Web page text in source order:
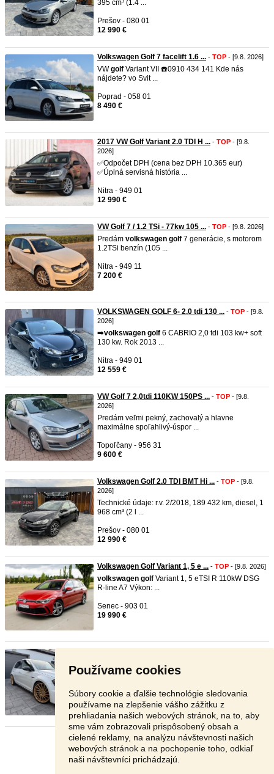
Používame cookies
Súbory cookie a ďalšie technológie sledovania
používame na zlepšenie vášho zážitku z
prehliadania našich webových stránok, na to, aby
sme vám zobrazovali prispôsobený obsah a
cielené reklamy, na analýzu návštevnosti našich
webových stránok a na pochopenie toho, odkiaľ
naši návštevníci prichádzajú.
395 cm³ (1.4 ...
Prešov - 080 01
12 990 €
Volkswagen Golf 7 facelift 1.6 ... - TOP - [9.8. 2026]
VWgolf Variant VII ☎️0910 434 141 Kde nás
nájdete? vo Svit ...
Poprad - 058 01
8 490 €
2017 VW Golf Variant 2.0 TDI H ... - TOP - [9.8.
2026]
✅Odpočet DPH (cena bez DPH 10.365 eur)
✅Úplná servisná história ...
Nitra - 949 01
12 990 €
VW Golf 7 / 1.2 TSi - 77kw 105 ... - TOP - [9.8. 2026]
Predám volkswagen golf 7 generácie, s motorom
1.2TSi benzín (105 ...
Nitra - 949 11
7 200 €
VOLKSWAGEN GOLF 6- 2,0 tdi 130 ... - TOP - [9.8.
2026]
➡️volkswagen golf 6 CABRIO 2,0 tdi 103 kw+ soft
130 kw. Rok 2013 ...
Nitra - 949 01
12 559 €
VW Golf 7 2,0tdi 110KW 150PS ... - TOP - [9.8.
2026]
Predám veľmi pekný, zachovalý a hlavne
maximálne spoľahlivý-úspor ...
Topoľčany - 956 31
9 600 €
Volkswagen Golf 2.0 TDI BMT Hi ... - TOP - [9.8.
2026]
Technické údaje: r.v. 2/2018, 189 432 km, diesel, 1
968 cm³ (2 l ...
Prešov - 080 01
12 990 €
Volkswagen Golf Variant 1, 5 e ... - TOP - [9.8. 2026]
volkswagen golf Variant 1, 5 eTSI R 110kW DSG
R-line A7 Výkon: ...
Senec - 903 01
19 990 €
Značka:volkswagenModel:
Michalovce - 071 01
13 500 €
Stránka: 1 2 3 Ďalšia